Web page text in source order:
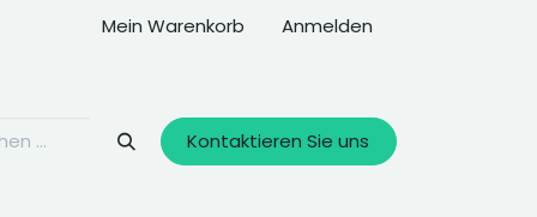
Mein Warenkorb Anmelden
Kontaktieren Sie uns